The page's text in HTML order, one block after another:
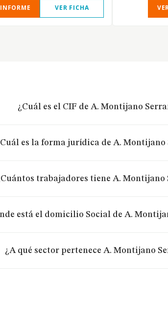
VER FICHA
¿Cuál es el CIF de A. Montijano
es la forma jurídica de A.
trabajadores tiene A.
está el domicilio Social de A.
¿A qué sector pertenece A. Montijano